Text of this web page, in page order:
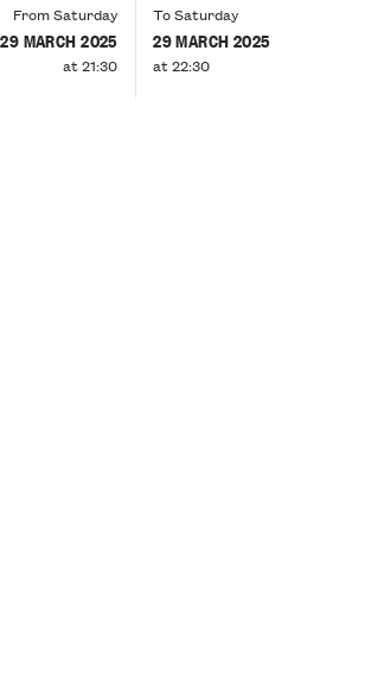
From Saturday
29 MARCH 2025
at 21:30
To Saturday
29 MARCH 2025
at 22:30